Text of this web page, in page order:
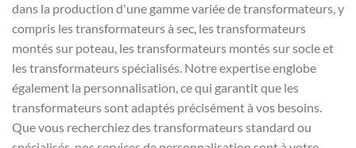
dans la production d'une gamme variée de transformateurs, y
compris les transformateurs à sec, les transformateurs
montés sur poteau, les transformateurs montés sur socle et
les transformateurs spécialisés. Notre expertise englobe
également la personnalisation, ce qui garantit que les
transformateurs sont adaptés précisément à vos besoins.
Que vous recherchiez des transformateurs standard ou